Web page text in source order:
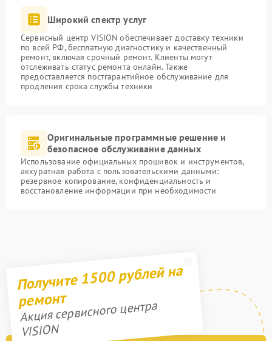
Широкий спектр услуг
Сервисный центр VISION обеспечивает доставку техники
по всей РФ, бесплатную диагностику и качественный
ремонт, включая срочный ремонт. Клиенты могут
отслеживать статус ремонта онлайн. Также
предоставляется постгарантийное обслуживание для
продления срока службы техники
Оригинальные программные решение и
безопасное обслуживание данных
Использование официальных прошивок и инструментов,
аккуратная работа с пользовательскими данными:
резервное копирование, конфиденциальность и
восстановление информации при необходимости
Получите 1500 рублей на
ремонт
Акция сервисного центра
VISION